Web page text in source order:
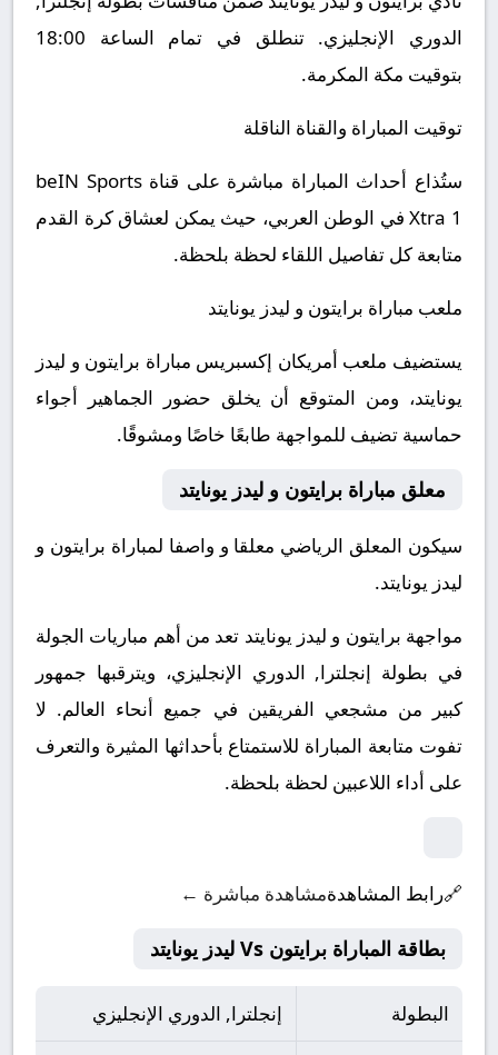
الدوري الإنجليزي.
تنطلق في تمام الساعة 18:00
بتوقيت مكة المكرمة.
توقيت المباراة والقناة الناقلة
ستُذاع أحداث المباراة مباشرة على قناة beIN Sports
Xtra 1 في الوطن العربي، حيث يمكن لعشاق كرة القدم
متابعة كل تفاصيل اللقاء لحظة بلحظة.
ملعب مباراة برايتون و ليدز يونايتد
يستضيف ملعب أمريكان إكسبريس مباراة برايتون و ليدز
يونايتد، ومن المتوقع أن يخلق حضور الجماهير أجواء
حماسية تضيف للمواجهة طابعًا خاصًا ومشوقًا.
معلق مباراة برايتون و ليدز يونايتد
سيكون المعلق الرياضي معلقا و واصفا لمباراة برايتون و
ليدز يونايتد.
مواجهة برايتون و ليدز يونايتد تعد من أهم مباريات الجولة
في بطولة إنجلترا, الدوري الإنجليزي، ويترقبها جمهور
كبير من مشجعي الفريقين في جميع أنحاء العالم. لا
تفوت متابعة المباراة للاستمتاع بأحداثها المثيرة والتعرف
على أداء اللاعبين لحظة بلحظة.
🔗رابط المشاهدةمشاهدة مباشرة ←
بطاقة المباراة برايتون Vs ليدز يونايتد
البطولة إنجلترا, الدوري الإنجليزي